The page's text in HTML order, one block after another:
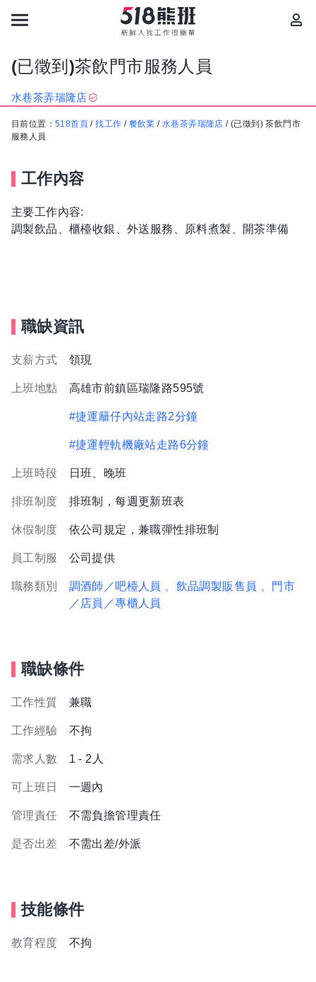
(已徵到)茶飲門市服務人員
水巷茶弄瑞隆店
目前位置： 518首頁 /找工作 / 餐飲業 /水巷茶弄瑞隆店 /(已徵到) 茶飲門市
服務人員
工作內容
主要工作內容:
調製飲品、櫃檯收銀、外送服務、原料煮製、開茶準備
職缺資訊
支薪方式 領現
上班地點 高雄市前鎮區瑞隆路595號
#捷運籬仔內站走路2分鐘
#捷運輕軌機廠站走路6分鐘
上班時段 日班、晚班
排班制度 排班制，每週更新班表
休假制度 依公司規定，兼職彈性排班制
員工制服 公司提供
職務類別 調酒師／吧檯人員 、飲品調製販售員
、門市
／店員／專櫃人員
職缺條件
工作性質 兼職
工作經驗 不拘
需求人數 1 - 2人
可上班日 一週內
管理責任 不需負擔管理責任
是否出差 不需出差/外派
技能條件
教育程度 不拘